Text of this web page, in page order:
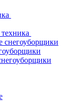
снегоуборщики